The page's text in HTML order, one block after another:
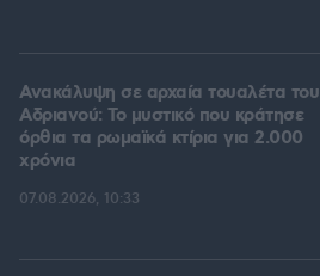
Ανακάλυψη σε αρχαία τουαλέτα του
Αδριανού: Το μυστικό που κράτησε
όρθια τα ρωμαϊκά κτίρια για 2.000
χρόνια
07.08.2026, 10:33